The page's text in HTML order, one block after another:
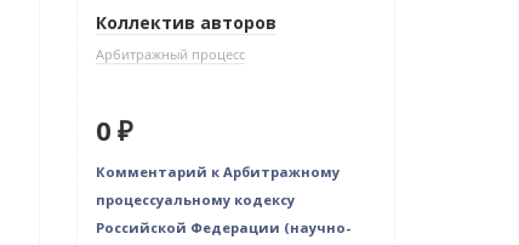
Коллектив авторов
Арбитражный процесс
0 ₽
Комментарий к Арбитражному
процессуальному кодексу
Российской Федерации (научно-